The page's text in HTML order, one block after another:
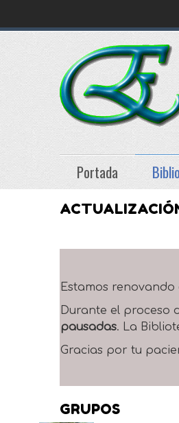
Portada
Estamos renovando
Durante el proceso
pausadas. La
Gracias por tu
GRUPOS